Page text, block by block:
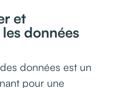
et
données
données est un
pour une